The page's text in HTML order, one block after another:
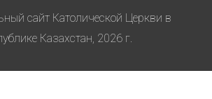
сайт Католической Церкви в
Казахстан, 2026 г.